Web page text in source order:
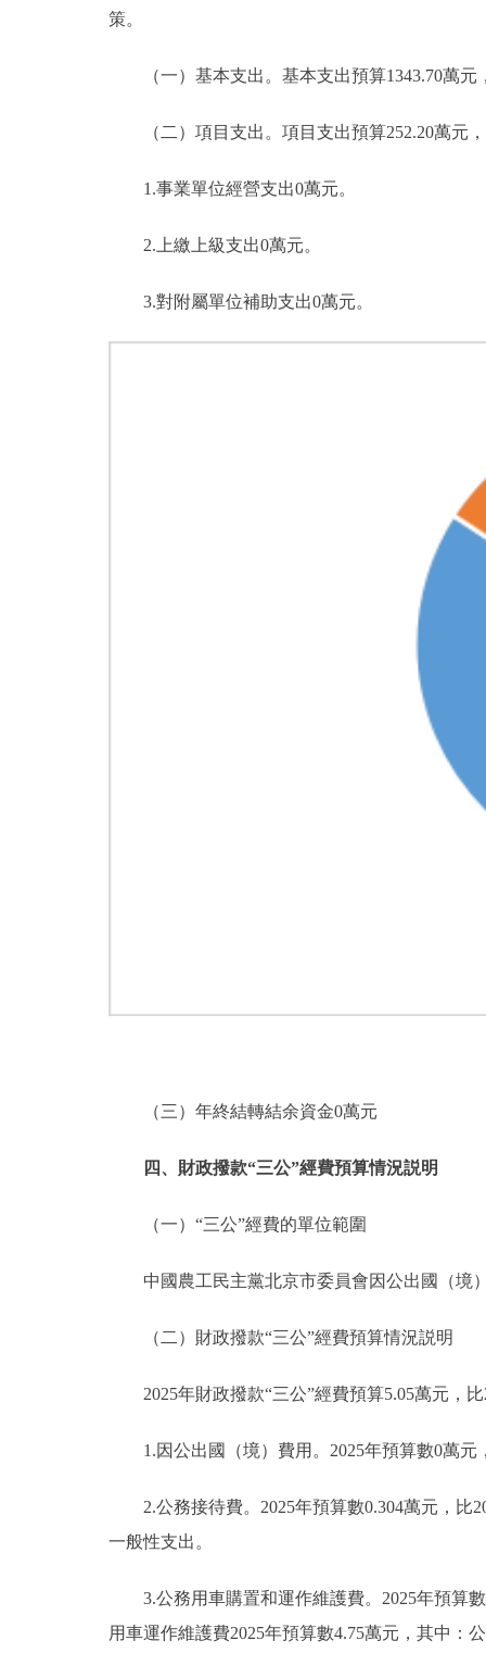
策。
（一）基本支出。基本支出預算1343.70萬元，
（二）項目支出。項目支出預算252.20萬元，
1.事業單位經營支出0萬元。
2.上繳上級支出0萬元。
3.對附屬單位補助支出0萬元。
（三）年終結轉結余資金0萬元
四、財政撥款“三公”經費預算情況説明
（一）“三公”經費的單位範圍
中國農工民主黨北京市委員會因公出國（境）
（二）財政撥款“三公”經費預算情況説明
2025年財政撥款“三公”經費預算5.05萬元，比
1.因公出國（境）費用。2025年預算數0萬元
2.公務接待費。2025年預算數0.304萬元，比
一般性支出。
3.公務用車購置和運作維護費。2025年預算數
用車運作維護費2025年預算數4.75萬元，其中：